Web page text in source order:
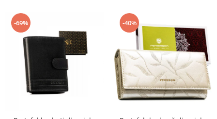
-69% -40%